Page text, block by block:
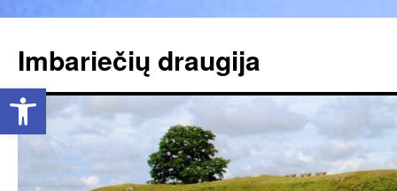
Open toolbar
turinio
Imbariečių draugija